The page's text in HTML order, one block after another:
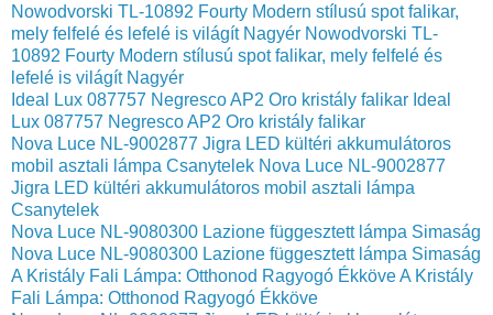
Nowodvorski TL-10892 Fourty Modern stílusú spot falikar,
mely felfelé és lefelé is világít Nagyér Nowodvorski TL-
10892 Fourty Modern stílusú spot falikar, mely felfelé és
lefelé is világít Nagyér
Ideal Lux 087757 Negresco AP2 Oro kristály falikar Ideal
Lux 087757 Negresco AP2 Oro kristály falikar
Nova Luce NL-9002877 Jigra LED kültéri akkumulátoros
mobil asztali lámpa Csanytelek Nova Luce NL-9002877
Jigra LED kültéri akkumulátoros mobil asztali lámpa
Csanytelek
Nova Luce NL-9080300 Lazione függesztett lámpa Simaság
Nova Luce NL-9080300 Lazione függesztett lámpa Simaság
A Kristály Fali Lámpa: Otthonod Ragyogó ÉkköveA Kristály
Fali Lámpa: Otthonod Ragyogó Ékköve